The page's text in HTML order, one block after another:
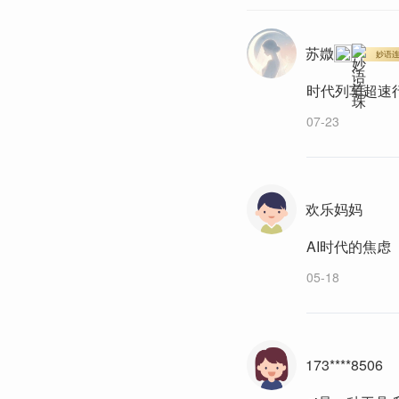
苏媺 妙语
时代列车超速
07-23
欢乐妈妈
AI时代的焦虑
05-18
173****8506